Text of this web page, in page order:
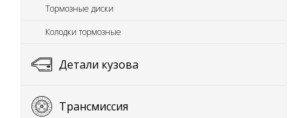
Тормозные диски
Колодки тормозные
Детали кузова
Трансмиссия